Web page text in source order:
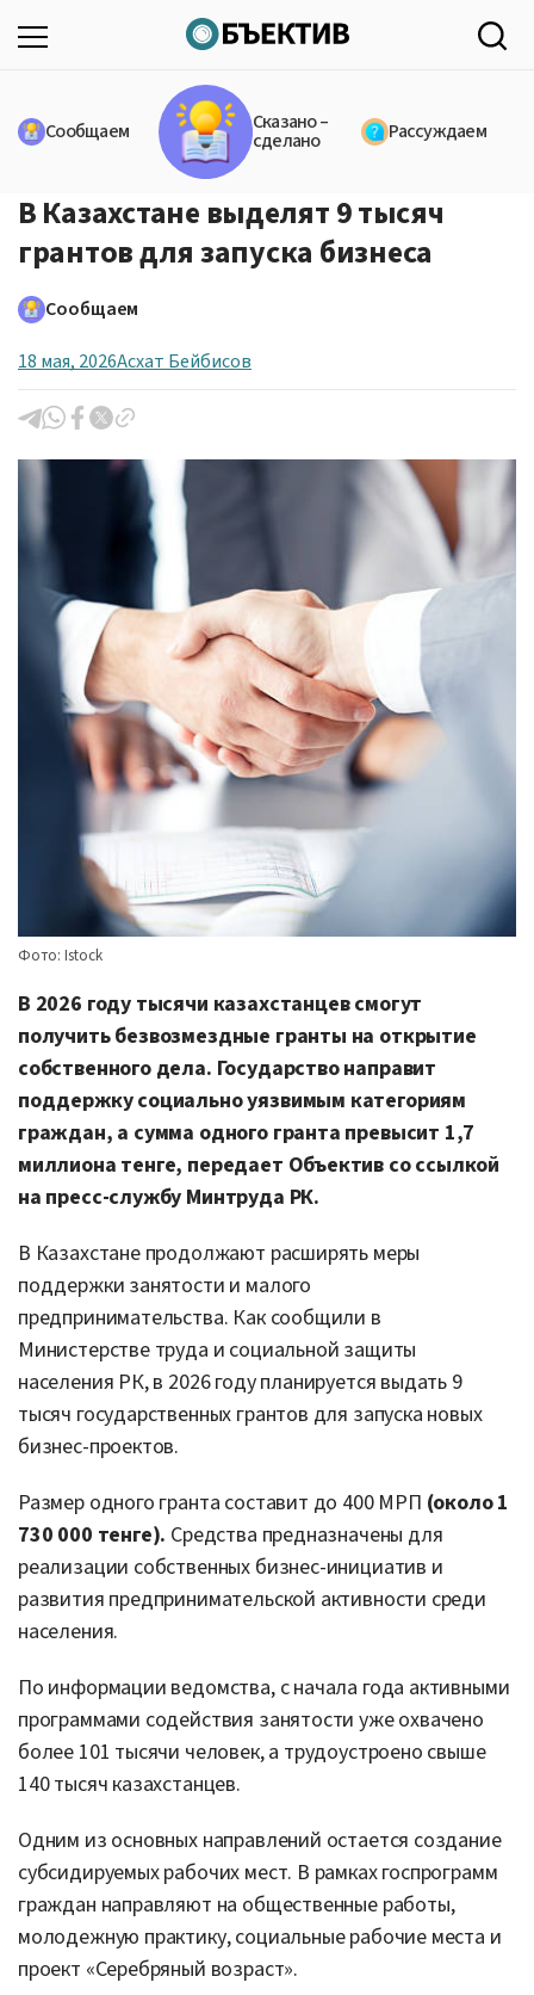
Сообщаем Сказано –
сделано Рассуждаем
В Казахстане выделят 9 тысяч
грантов для запуска бизнеса
Сообщаем
18 мая, 2026Асхат Бейбисов
Фото: Istock
В 2026 году тысячи казахстанцев смогут
получить безвозмездные гранты на открытие
собственного дела. Государство направит
поддержку социально уязвимым категориям
граждан, а сумма одного гранта превысит 1,7
миллиона тенге, передает Объектив со ссылкой
на пресс-службу Минтруда РК.
В Казахстане продолжают расширять меры
поддержки занятости и малого
предпринимательства. Как сообщили в
Министерстве труда и социальной защиты
населения РК, в 2026 году планируется выдать 9
тысяч государственных грантов для запуска новых
бизнес-проектов.
Размер одного гранта составит до 400 МРП (около 1
730 000 тенге). Средства предназначены для
реализации собственных бизнес-инициатив и
развития предпринимательской активности среди
населения.
По информации ведомства, с начала года активными
программами содействия занятости уже охвачено
более 101 тысячи человек, а трудоустроено свыше
140 тысяч казахстанцев.
Одним из основных направлений остается создание
субсидируемых рабочих мест. В рамках госпрограмм
граждан направляют на общественные работы,
молодежную практику, социальные рабочие места и
проект «Серебряный возраст».